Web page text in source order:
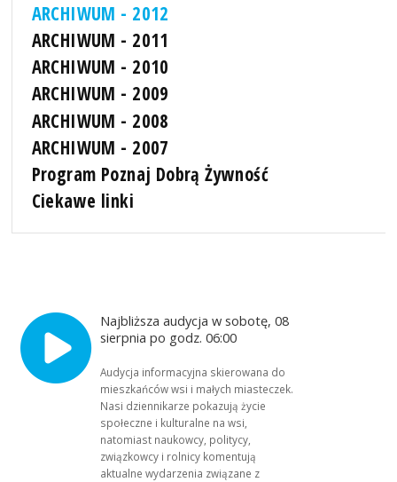
ARCHIWUM - 2012
ARCHIWUM - 2011
ARCHIWUM - 2010
ARCHIWUM - 2009
ARCHIWUM - 2008
ARCHIWUM - 2007
Program Poznaj Dobrą Żywność
Ciekawe linki
Najbliższa audycja w sobotę, 08
sierpnia po godz. 06:00
Audycja informacyjna skierowana do
mieszkańców wsi i małych miasteczek.
Nasi dziennikarze pokazują życie
społeczne i kulturalne na wsi,
natomiast naukowcy, politycy,
związkowcy i rolnicy komentują
aktualne wydarzenia związane z